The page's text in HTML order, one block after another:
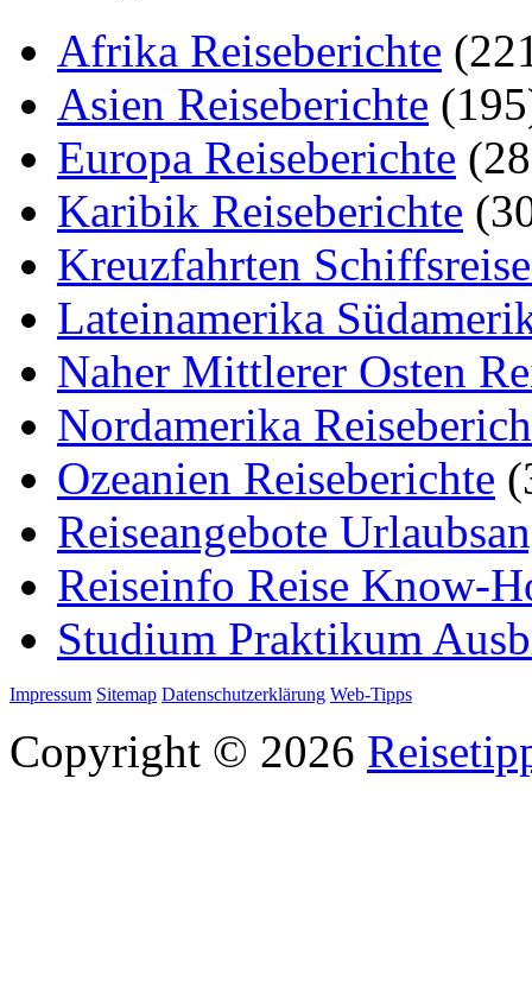
Afrika Reiseberichte
Asien Reiseberichte
Europa Reiseberichte
Karibik Reiseberichte
Kreuzfahrten
Lateinamerika
Naher Mittlerer Osten
Nordamerika
Ozeanien Reiseberichte
Reiseangebote
Reiseinfo Reise Know-
Studium Praktikum
Impressum Sitemap Datenschutzerklärung Web-Tipps
Copyright © 2026